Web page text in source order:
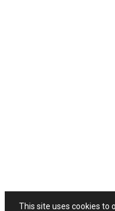
This site uses cookies to